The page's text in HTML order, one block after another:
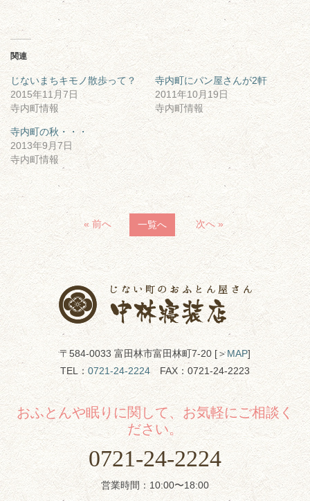
関連
じないまちキモノ散歩って？
2015年11月7日
寺内町情報
寺内町にパン屋さんが2軒
2011年10月19日
寺内町情報
寺内町の秋・・・
2013年9月7日
寺内町情報
« 前へ 一覧へ 次へ »
〒584-0033 富田林市富田林町7-20 [＞MAP]
TEL： 0721-24-2224 FAX：0721-24-2223
おふとんや眠りに関して、お気軽にご相談く
ださい。
0721-24-2224
営業時間：10:00〜18:00